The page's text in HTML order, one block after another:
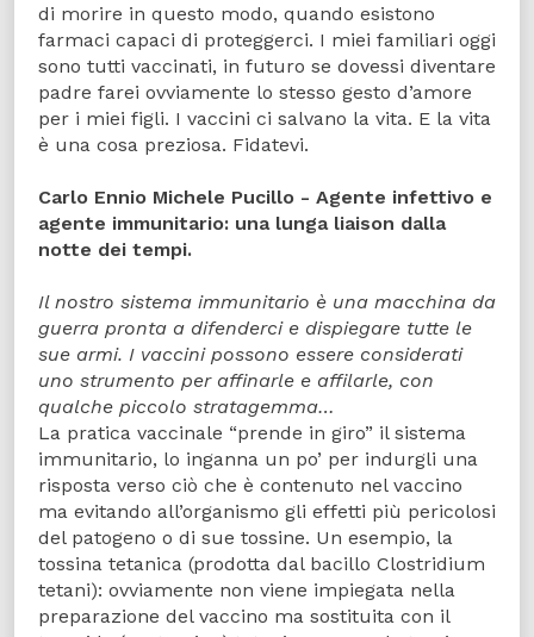
di morire in questo modo, quando esistono
farmaci capaci di proteggerci. I miei familiari oggi
sono tutti vaccinati, in futuro se dovessi diventare
padre farei ovviamente lo stesso gesto d’amore
per i miei figli. I vaccini ci salvano la vita. E la vita
è una cosa preziosa. Fidatevi.
Carlo Ennio Michele Pucillo - Agente infettivo e
agente immunitario: una lunga liaison dalla
notte dei tempi.
Il nostro sistema immunitario è una macchina da
guerra pronta a difenderci e dispiegare tutte le
sue armi. I vaccini possono essere considerati
uno strumento per affinarle e affilarle, con
qualche piccolo stratagemma…
La pratica vaccinale “prende in giro” il sistema
immunitario, lo inganna un po’ per indurgli una
risposta verso ciò che è contenuto nel vaccino
ma evitando all’organismo gli effetti più pericolosi
del patogeno o di sue tossine. Un esempio, la
tossina tetanica (prodotta dal bacillo Clostridium
tetani): ovviamente non viene impiegata nella
preparazione del vaccino ma sostituita con il